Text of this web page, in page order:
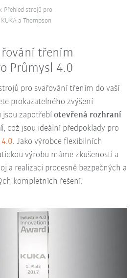
Přehled strojů pro
a Thompson
třením
Průmysl 4.0
pro svařování třením do vaší
prokazatelného zvýšení
jsou zapotřebíotevřená rozhraní
, což jsou ideální předpoklady pro
. Jako výrobce flexibilních
výrobu máme zkušenosti a
a realizaci procesně bezpečných a
kompletních řešení.